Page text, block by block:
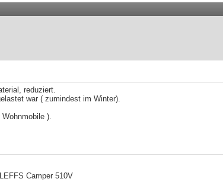
reduziert.
war ( zumindest im Winter).
).
Camper 510V